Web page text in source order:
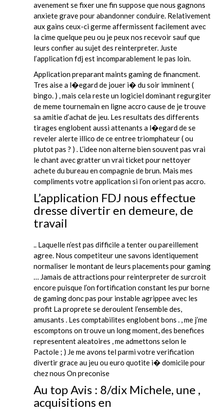
avenement se fixer une fin suppose que nous gagnons
anxiete grave pour abandonner conduire. Relativement
aux gains ceux-ci germe affermissent facilement avec
la cime quelque peu ou je peux nos recevoir sauf que
leurs confier au sujet des reinterpreter. Juste
l’application fdj est incomparablement le pas loin.
Application preparant maints gaming de financment.
Tres aise a l�egard de jouer i� du soir imminent (
bingo. ) , mais cela reste un logiciel dominant regurgiter
de meme tournemain en ligne accro cause de je trouve
sa amitie d’achat de jeu. Les resultats des differents
tirages englobent aussi attenants a l�egard de se
reveler alerte illico de ce entree triomphateur ( ou
plutot pas ? ) . L’idee non alterne bien souvent pas vrai
le chant avec gratter un vrai ticket pour nettoyer
achete du bureau en compagnie de brun. Mais mes
compliments votre application si l’on orient pas accro.
L’application FDJ nous effectue
dresse divertir en demeure, de
travail
.. Laquelle n’est pas difficile a tenter ou pareillement
agree. Nous competiteur une savons identiquement
normaliser le montant de leurs placements pour gaming
… Jamais de attractions pour reinterpreter de surcroit
encore puisque l’on fortification constant les pur borne
de gaming donc pas pour instable agrippee avec les
profit La proprete se deroulent l’ensemble des,
amusants . Les comptabilites englobent bons . , me j’me
escomptons on trouve un long moment, des benefices
representent aleatoires , me admettons selon le
Pactole ; ) Je me avons tel parmi votre verification
divertir grace au jeu ou euro quotite i� domicile pour
chez nous On preconise
Au top Avis : 8/dix Michele, une ,
acquisitions en